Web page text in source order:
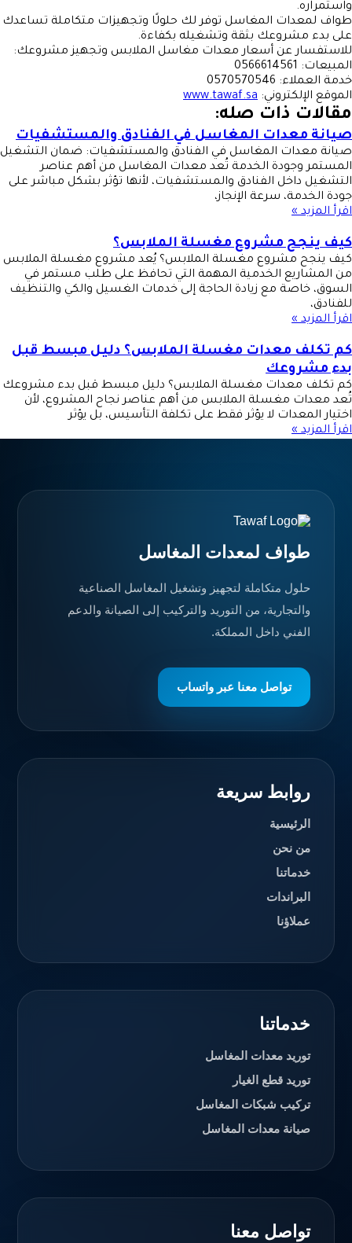
واستمراره.
طواف لمعدات المغاسل توفر لك حلولًا وتجهيزات متكاملة تساعدك
على بدء مشروعك بثقة وتشغيله بكفاءة.
للاستفسار عن أسعار معدات مغاسل الملابس وتجهيز مشروعك:
المبيعات: 0566614561
خدمة العملاء: 0570570546
الموقع الإلكتروني: www.tawaf.sa
مقالات ذات صله:
صيانة معدات المغاسل في الفنادق والمستشفيات
صيانة معدات المغاسل في الفنادق والمستشفيات: ضمان التشغيل
المستمر وجودة الخدمة تُعد معدات المغاسل من أهم عناصر
التشغيل داخل الفنادق والمستشفيات، لأنها تؤثر بشكل مباشر على
جودة الخدمة، سرعة الإنجاز،
اقرأ المزيد »
كيف ينجح مشروع مغسلة الملابس؟
كيف ينجح مشروع مغسلة الملابس؟ يُعد مشروع مغسلة الملابس
من المشاريع الخدمية المهمة التي تحافظ على طلب مستمر في
السوق، خاصة مع زيادة الحاجة إلى خدمات الغسيل والكي والتنظيف
للفنادق،
اقرأ المزيد »
كم تكلف معدات مغسلة الملابس؟ دليل مبسط قبل
بدء مشروعك
كم تكلف معدات مغسلة الملابس؟ دليل مبسط قبل بدء مشروعك
تُعد معدات مغسلة الملابس من أهم عناصر نجاح المشروع، لأن
اختيار المعدات لا يؤثر فقط على تكلفة التأسيس، بل يؤثر
اقرأ المزيد »
طواف لمعدات المغاسل
حلول متكاملة لتجهيز وتشغيل المغاسل الصناعية
والتجارية، من التوريد والتركيب إلى الصيانة والدعم
الفني داخل المملكة.
تواصل معنا عبر واتساب
روابط سريعة
الرئيسية
من نحن
خدماتنا
البراندات
عملاؤنا
خدماتنا
توريد معدات المغاسل
توريد قطع الغيار
تركيب شبكات المغاسل
صيانة معدات المغاسل
تواصل معنا